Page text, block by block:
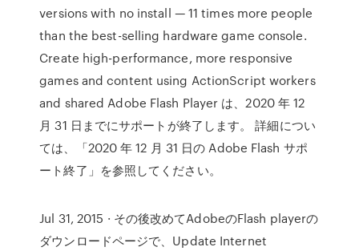
versions with no install — 11 times more people
than the best-selling hardware game console.
Create high-performance, more responsive
games and content using ActionScript workers
and shared Adobe Flash Player は、2020 年 12
月 31 日までにサポートが終了します。 詳細につい
ては、「2020 年 12 月 31 日の Adobe Flash サポ
ート終了」を参照してください。
Jul 31, 2015 · その後改めてAdobeのFlash playerの
ダウンロードページで、Update Internet